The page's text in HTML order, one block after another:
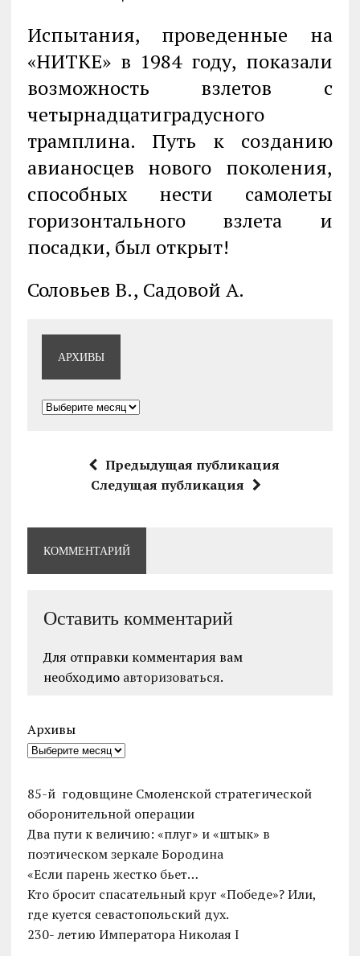
Испытания, проведенные на
«НИТКЕ» в 1984 году, показали
возможность взлетов с
четырнадцатиградусного
трамплина. Путь к созданию
авианосцев нового поколения,
способных нести самолеты
горизонтального взлета и
посадки, был открыт!
Соловьев В., Садовой А.
АРХИВЫ
Архивы
Предыдущая публикация
Следущая публикация
КОММЕНТАРИЙ
Оставить комментарий
Для отправки комментария вам
необходимо авторизоваться.
Архивы
85-й годовщине Смоленской стратегической
оборонительной операции
Два пути к величию: «плуг» и «штык» в
поэтическом зеркале Бородина
«Если парень жестко бьет…
Кто бросит спасательный круг «Победе»? Или,
где куется севастопольский дух.
230- летию Императора Николая I